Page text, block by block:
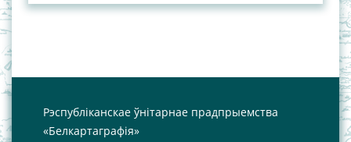
Рэспубліканскае ўнітарнае прадпрыемства
«Белкартаграфія»